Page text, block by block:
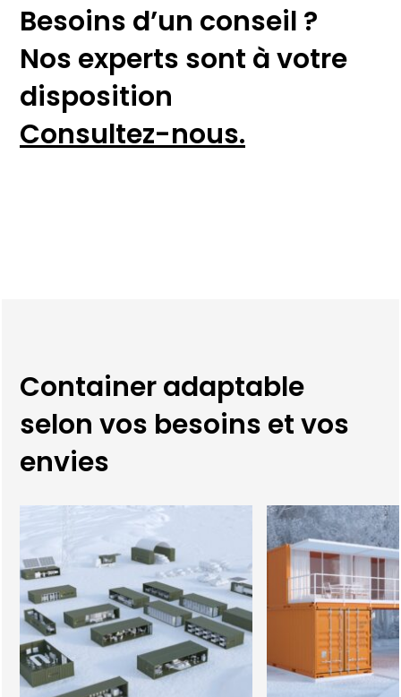
Besoins d’un conseil ?
Nos experts sont à votre
disposition
Consultez-nous.
Container adaptable
selon vos besoins et vos
envies